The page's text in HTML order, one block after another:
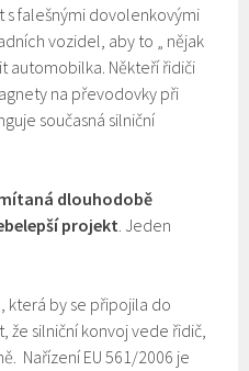
s falešnými dovolenkovými
vozidel, aby to „ nějak
automobilka. Někteří řidiči
na převodovky při
současná silniční
dlouhodobě
projekt. Jeden
která by se připojila do
že silniční konvoj vede řidič,
Nařízení EU 561/2006 je